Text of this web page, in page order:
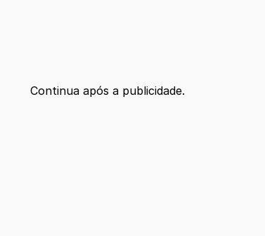
Continua após a publicidade.